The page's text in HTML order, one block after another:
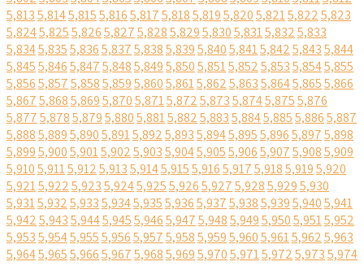
5,8135,8145,8155,8165,8175,8185,8195,8205,8215,8225,823
5,8245,8255,8265,8275,8285,8295,8305,8315,8325,833
5,8345,8355,8365,8375,8385,8395,8405,8415,8425,8435,844
5,8455,8465,8475,8485,8495,8505,8515,8525,8535,8545,855
5,8565,8575,8585,8595,8605,8615,8625,8635,8645,8655,866
5,8675,8685,8695,8705,8715,8725,8735,8745,8755,876
5,8775,8785,8795,8805,8815,8825,8835,8845,8855,8865,887
5,8885,8895,8905,8915,8925,8935,8945,8955,8965,8975,898
5,8995,9005,9015,9025,9035,9045,9055,9065,9075,9085,909
5,9105,9115,9125,9135,9145,9155,9165,9175,9185,9195,920
5,9215,9225,9235,9245,9255,9265,9275,9285,9295,930
5,9315,9325,9335,9345,9355,9365,9375,9385,9395,9405,941
5,9425,9435,9445,9455,9465,9475,9485,9495,9505,9515,952
5,9535,9545,9555,9565,9575,9585,9595,9605,9615,9625,963
5,9645,9655,9665,9675,9685,9695,9705,9715,9725,9735,974